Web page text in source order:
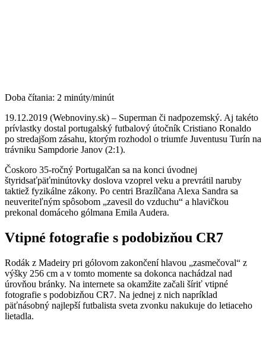
Doba čítania: 2 minúty/minút
19.12.2019 (Webnoviny.sk) – Superman či nadpozemský. Aj takéto
prívlastky dostal portugalský futbalový útočník Cristiano Ronaldo
po stredajšom zásahu, ktorým rozhodol o triumfe Juventusu Turín na
trávniku Sampdorie Janov (2:1).
Čoskoro 35-ročný Portugalčan sa na konci úvodnej
štyridsaťpäťminútovky doslova vzoprel veku a prevrátil naruby
taktiež fyzikálne zákony. Po centri Brazílčana Alexa Sandra sa
neuveriteľným spôsobom „zavesil do vzduchu“ a hlavičkou
prekonal domáceho gólmana Emila Audera.
Vtipné fotografie s podobizňou CR7
Rodák z Madeiry pri gólovom zakončení hlavou „zasmečoval“ z
výšky 256 cm a v tomto momente sa dokonca nachádzal nad
úrovňou bránky. Na internete sa okamžite začali šíriť vtipné
fotografie s podobizňou CR7. Na jednej z nich napríklad
päťnásobný najlepší futbalista sveta zvonku nakukuje do letiaceho
lietadla.